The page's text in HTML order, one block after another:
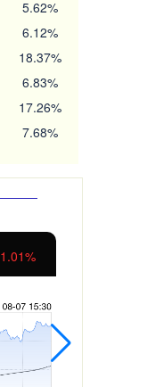
5.62%
6.12%
18.37%
6.83%
17.26%
7.68%
1.01%